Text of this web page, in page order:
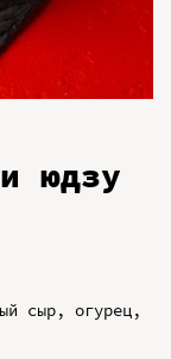
юдзу
сыр, огурец,